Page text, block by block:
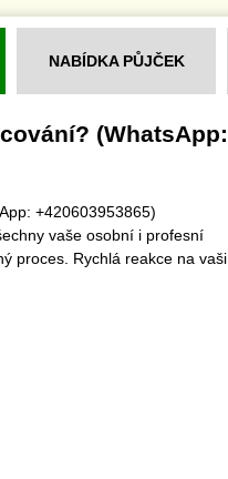
NABÍDKA PŮJČEK
(WhatsApp:
+420603953865)
vaše osobní i profesní
proces. Rychlá reakce na vaši